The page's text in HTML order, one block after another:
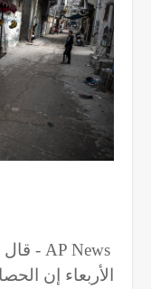
AP News - قال
الأربعاء إن